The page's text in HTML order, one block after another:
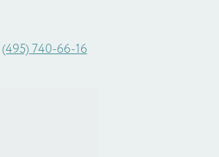
(495) 740-66-16